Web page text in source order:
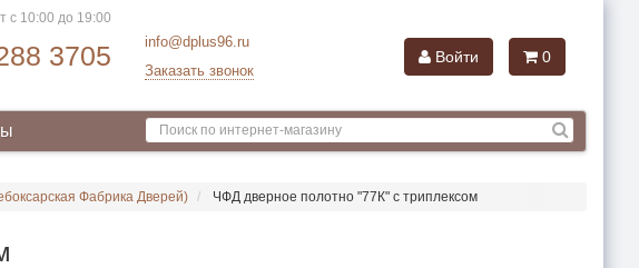
с 10:00 до 19:00
3705
info@dplus96.ru
Заказать звонок
Войти 0
Фабрика Дверей) ЧФД дверное полотно "77К" с триплексом